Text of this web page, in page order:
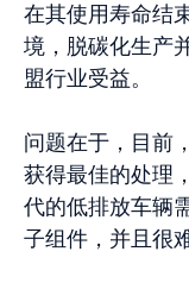
在其使用寿命结
境，脱碳化生产
盟行业受益。
问题在于，目前
获得最佳的处理
代的低排放车辆
子组件，并且很